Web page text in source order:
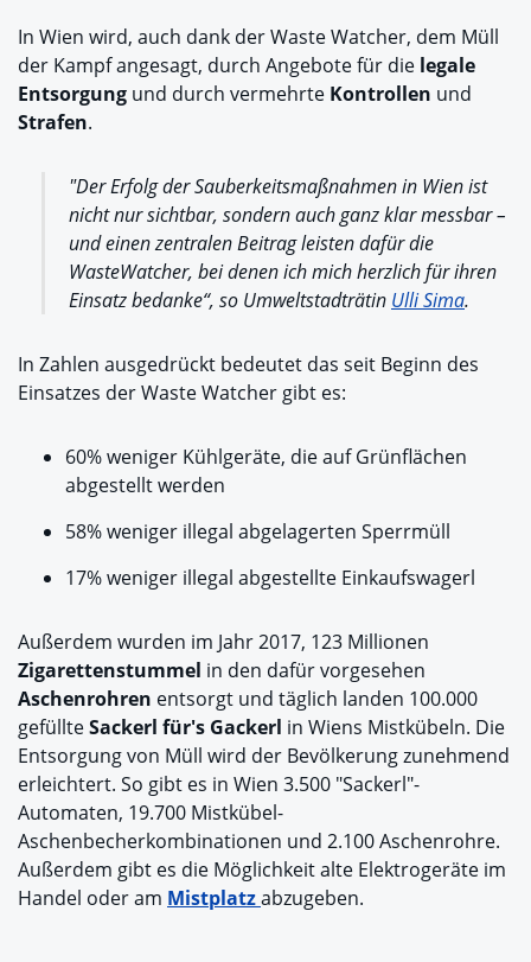
In Wien wird, auch dank der Waste Watcher, dem Müll
der Kampf angesagt, durch Angebote für die legale
Entsorgung und durch vermehrte Kontrollen und
Strafen.
"Der Erfolg der Sauberkeitsmaßnahmen in Wien ist
nicht nur sichtbar, sondern auch ganz klar messbar –
und einen zentralen Beitrag leisten dafür die
WasteWatcher, bei denen ich mich herzlich für ihren
Einsatz bedanke“, so Umweltstadträtin Ulli Sima.
In Zahlen ausgedrückt bedeutet das seit Beginn des
Einsatzes der Waste Watcher gibt es:
60% weniger Kühlgeräte, die auf Grünflächen
abgestellt werden
58% weniger illegal abgelagerten Sperrmüll
17% weniger illegal abgestellte Einkaufswagerl
Außerdem wurden im Jahr 2017, 123 Millionen
Zigarettenstummel in den dafür vorgesehen
Aschenrohren entsorgt und täglich landen 100.000
gefüllteSackerl für's Gackerl in Wiens Mistkübeln. Die
Entsorgung von Müll wird der Bevölkerung zunehmend
erleichtert. So gibt es in Wien 3.500 "Sackerl"-
Automaten, 19.700 Mistkübel-
Aschenbecherkombinationen und 2.100 Aschenrohre.
Außerdem gibt es die Möglichkeit alte Elektrogeräte im
Handel oder am Mistplatzabzugeben.